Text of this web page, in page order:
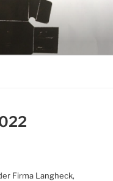
Firma Langheck,